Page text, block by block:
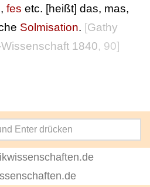
, fes etc. [heißt] das, mas,
Solmisation. [Gathy
1840, 90]